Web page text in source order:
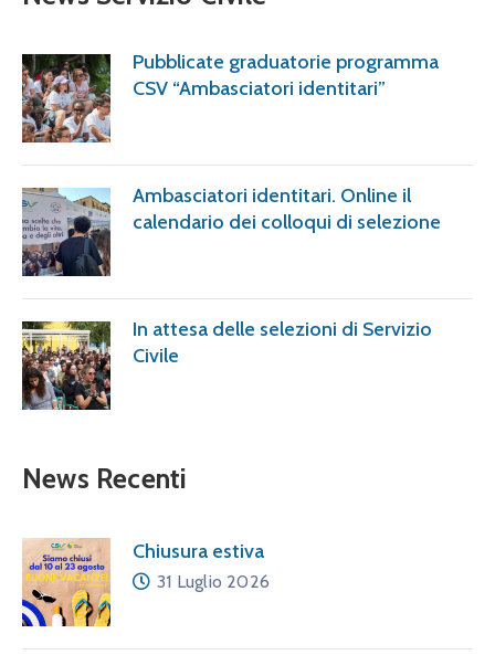
Pubblicate graduatorie programma
CSV “Ambasciatori identitari”
Ambasciatori identitari. Online il
calendario dei colloqui di selezione
In attesa delle selezioni di Servizio
Civile
News Recenti
Chiusura estiva
31 Luglio 2026